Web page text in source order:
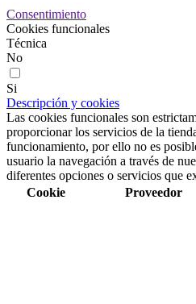
Consentimiento
Cookies funcionales
Técnica
No
Si
Descripción y cookies
Las cookies funcionales son
proporcionar los servicios de la
funcionamiento, por ello no es
usuario la navegación a través de
diferentes opciones o servicios que
Cookie
Proveedor